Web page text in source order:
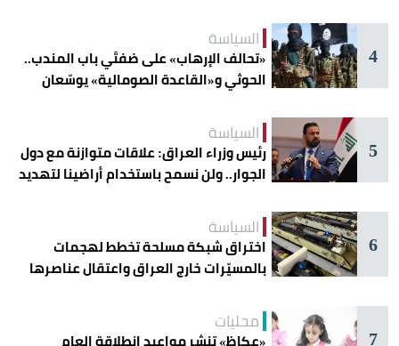
4
السياسة
«تحالف الإرهاب» على ضفتَي باب المندب..
الحوثي و«القاعدة الصومالية» يوسّعان
5
السياسة
رئيس وزراء العراق: علاقات متوازنة مع دول
الجوار.. ولن نسمح باستخدام أراضينا لتهديد
6
السياسة
اختراق شبكة مسلحة تخطط لهجمات
بالمسيّرات خارج العراق واعتقال عناصرها
7
محليات